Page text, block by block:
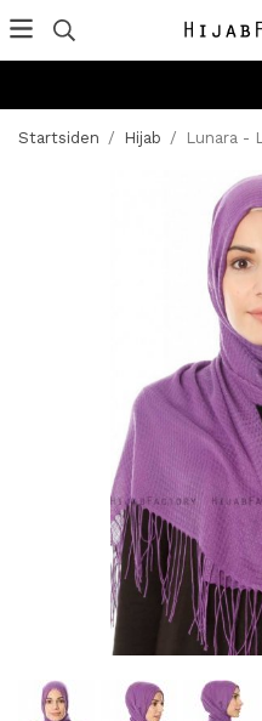
Startsiden / Hijab / Lunara -